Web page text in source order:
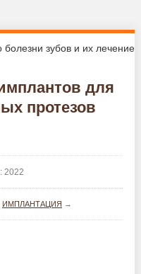
для
протезов
ИМПЛАНТАЦИЯ →